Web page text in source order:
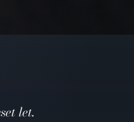
let.